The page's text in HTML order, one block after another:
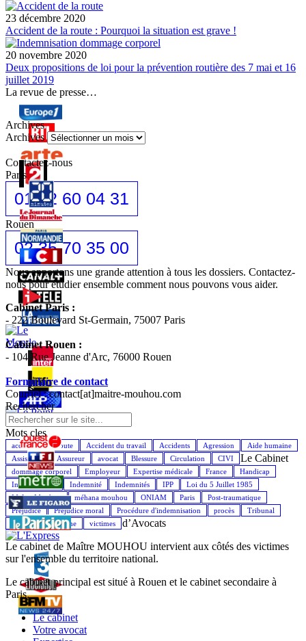
23 décembre 2020
Accident de la route : Pourquoi la situation est grave !
20 novembre 2020
Deux propositions de loi pour la prévention routière des 7 mai et 16
juillet 2019
La revue de presse…
Archives
Archives
Contactez-nous
Paris
01 42 60 04 31
Rouen
02 35 70 35 00
Nous apportons une grande attention à tous les dossiers. Contactez-
nous pour étudier ensemble comment nous pouvons vous aider.
Cabinet Paris :
- 222 Boulevard St-Germain, 75007 Paris
Cabinet Rouen :
- 104 Rue Jeanne d'Arc, 76000 Rouen
Formulaire de contact
Courriel : contact[at]maitre-mouhou.com
Rechercher
Mots cles
accident de la route Accident du travail Accidents Agression
Aide humaine
Assistance
Assureur avocat Blessure Circulation
CIVI
dommage corporel
Employeur Expertise médicale France
Handicap
Indemnisation
Indemnité Indemnités IPP
Loi du 5 Juillet 1985
Maître Mouhou
méhana mouhou ONIAM Paris
Post-traumatique
Préjudice
Préjudice moral Procédure d'indemnisation procès
Tribunal
Véhicule
Victime victimes
Le Cabinet
d’Avocats
Le cabinet de Maître MOUHOU intervient aux côtés des victimes
sur l'ensemble du territoire national.
Le cabinet principal est situé à Rouen et le cabinet secondaire à
Paris.
Le cabinet
Votre avocat